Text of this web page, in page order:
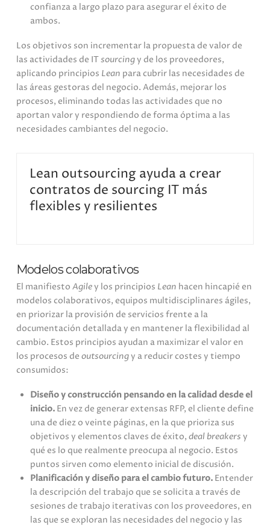
confianza a largo plazo para asegurar el éxito de
ambos.
Los objetivos son incrementar la propuesta de valor de
las actividades de ITsourcingy de los proveedores,
aplicando principios Lean para cubrir las necesidades de
las áreas gestoras del negocio. Además, mejorar los
procesos, eliminando todas las actividades que no
aportan valor y respondiendo de forma óptima a las
necesidades cambiantes del negocio.
Lean outsourcing ayuda a crear
contratos de sourcing IT más
flexibles y resilientes
Modelos colaborativos
El manifiesto Agiley los principios Lean hacen hincapié en
modelos colaborativos, equipos multidisciplinares ágiles,
en priorizar la provisión de servicios frente a la
documentación detallada y en mantener la flexibilidad al
cambio. Estos principios ayudan a maximizar el valor en
los procesos de outsourcingy a reducir costes y tiempo
consumidos:
Diseño y construcción pensando en la calidad desde el
inicio. En vez de generar extensas RFP, el cliente define
una de diez o veinte páginas, en la que prioriza sus
objetivos y elementos claves de éxito, deal breakersy
qué es lo que realmente preocupa al negocio. Estos
puntos sirven como elemento inicial de discusión.
Planificación y diseño para el cambio futuro. Entender
la descripción del trabajo que se solicita a través de
sesiones de trabajo iterativas con los proveedores, en
las que se exploran las necesidades del negocio y las